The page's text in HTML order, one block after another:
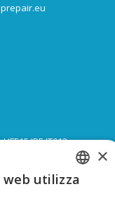
IPE IT013
– Dicembre 2024
€ di cui 9.974.624 di co-
Romagna,
ITALIAN
×
utilizza